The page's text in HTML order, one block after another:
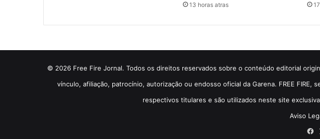
13 horas atras
© 2026 Free Fire Jornal. Todos os direitos reservados sobre o conteúdo editorial
vínculo, afiliação, patrocínio, autorização ou endosso oficial da Garena. FREE
respectivos titulares e são utilizados neste site
Aviso